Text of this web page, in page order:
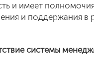
и имеет
и поддержания в
системы